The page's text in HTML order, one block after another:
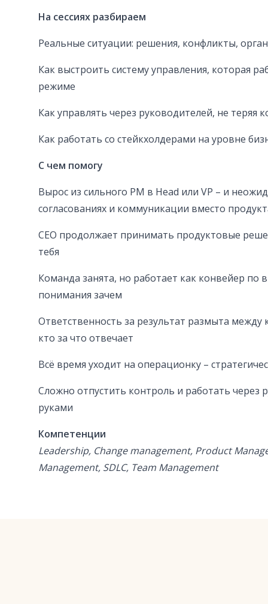
На сессиях разбираем
Реальные ситуации: решения, конфликты,
Как выстроить систему управления, которая
режиме
Как управлять через руководителей, не теряя
Как работать со стейкхолдерами на уровне
С чем помогу
Вырос из сильного PM в Head или VP – и
согласованиях и коммуникации вместо
CEO продолжает принимать продуктовые
тебя
Команда занята, но работает как конвейер по
понимания зачем
Ответственность за результат размыта
кто за что отвечает
Всё время уходит на операционку –
Сложно отпустить контроль и работать через
руками
Компетенции
Leadership, Change management, Product
Management, SDLC, Team Management